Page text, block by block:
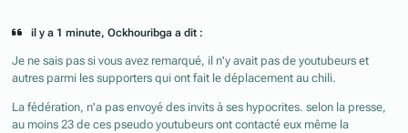
il y a 1 minute, Ockhouribga a dit :
Je ne sais pas si vous avez remarqué, il n'y avait pas de youtubeurs et
autres parmi les supporters qui ont fait le déplacement au chili.
La fédération, n'a pas envoyé des invits à ses hypocrites. selon la presse,
au moins 23 de ces pseudo youtubeurs ont contacté eux même la